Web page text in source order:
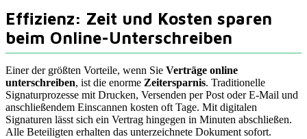
Effizienz: Zeit und Kosten sparen
beim Online-Unterschreiben
Einer der größten Vorteile, wenn Sie Verträge online
unterschreiben, ist die enorme Zeitersparnis. Traditionelle
Signaturprozesse mit Drucken, Versenden per Post oder E-Mail und
anschließendem Einscannen kosten oft Tage. Mit digitalen
Signaturen lässt sich ein Vertrag hingegen in Minuten abschließen.
Alle Beteiligten erhalten das unterzeichnete Dokument sofort.